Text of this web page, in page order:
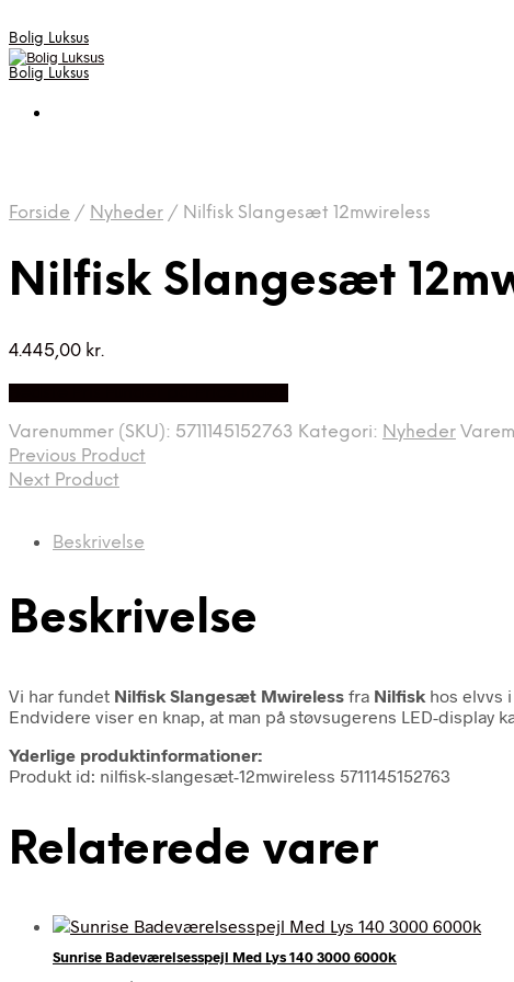
Bolig Luksus
Bolig Luksus
Forside / Nyheder / Nilfisk Slangesæt 12mwireless
Nilfisk Slangesæt
4.445,00 kr.
Varenummer (SKU): 5711145152763 Kategori: Nyheder
Previous Product
Next Product
Beskrivelse
Beskrivelse
Vi har fundet Nilfisk Slangesæt Mwireless fra Nilfisk hos elvvs
Endvidere viser en knap, at man på støvsugerens LED-
Yderlige produktinformationer:
Produkt id: nilfisk-slangesæt-12mwireless 5711145152763
Relaterede varer
Sunrise Badeværelsesspejl Med Lys 140 3000 6000k